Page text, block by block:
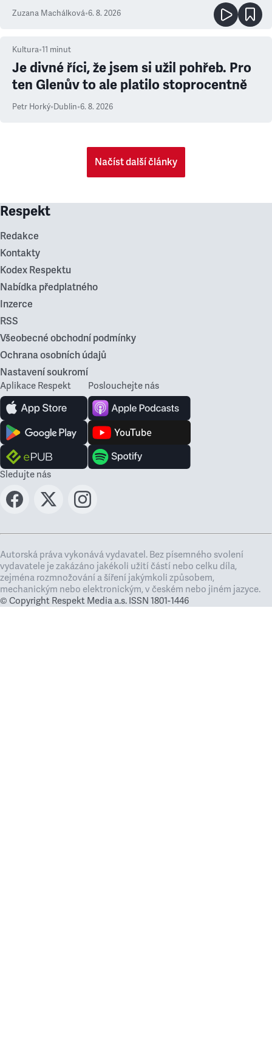
Zuzana Machálková•6. 8. 2026
Kultura•11 minut
Je divné říci, že jsem si užil pohřeb. Pro
ten Glenův to ale platilo stoprocentně
Petr Horký•Dublin•6. 8. 2026
Načíst další články
Respekt
Redakce
Kontakty
Kodex Respektu
Nabídka předplatného
Inzerce
RSS
Všeobecné obchodní podmínky
Ochrana osobních údajů
Nastavení soukromí
Aplikace Respekt Poslouchejte nás
Sledujte nás
Autorská práva vykonává vydavatel. Bez písemného svolení
vydavatele je zakázáno jakékoli užití částí nebo celku díla,
zejména rozmnožování a šíření jakýmkoli způsobem,
mechanickým nebo elektronickým, v českém nebo jiném jazyce.
© Copyright Respekt Media a.s. ISSN 1801-1446